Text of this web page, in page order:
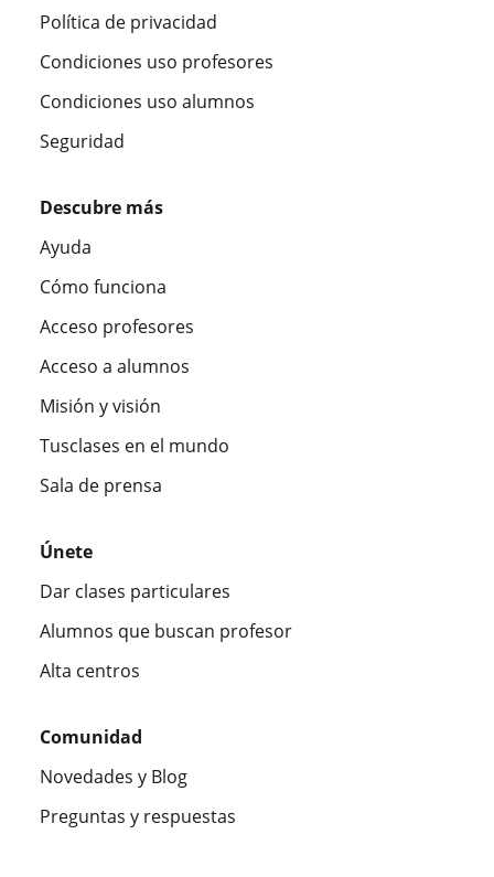
Política de privacidad
Condiciones uso profesores
Condiciones uso alumnos
Seguridad
Descubre más
Ayuda
Cómo funciona
Acceso profesores
Acceso a alumnos
Misión y visión
Tusclases en el mundo
Sala de prensa
Únete
Dar clases particulares
Alumnos que buscan profesor
Alta centros
Comunidad
Novedades y Blog
Preguntas y respuestas